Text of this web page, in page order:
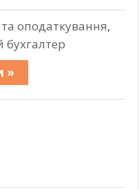
оподаткування,
бухгалтер
»